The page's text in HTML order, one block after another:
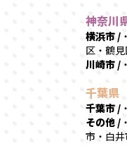
神奈川
横浜市 /
区・鶴
川崎市 /
千葉県
千葉市 /
その他 /
市・白